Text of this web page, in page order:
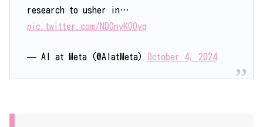
research to usher in…
pic.twitter.com/NDOnyKOOyq
— AI at Meta (@AIatMeta) October 4, 2024